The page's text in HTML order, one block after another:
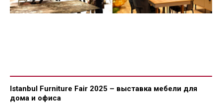
Istanbul Furniture Fair 2025 – выставка мебели для
дома и офиса